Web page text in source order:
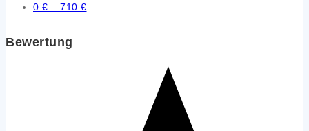
0 € – 710 €
Bewertung